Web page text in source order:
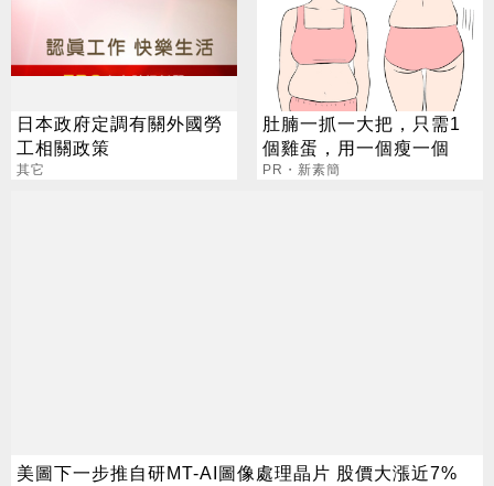
日本政府定調有關外國勞
工相關政策
其它
肚腩一抓一大把，只需1
個雞蛋，用一個瘦一個
PR・新素簡
美圖下一步推自研MT-AI圖像處理晶片 股價大漲近7%